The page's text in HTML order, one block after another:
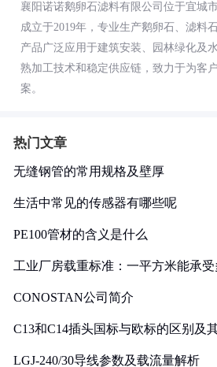
襄阳诺诺鹅卵石滤料有限公司位于宜城
成立于2019年，专业生产鹅卵石、滤料
产品广泛应用于建筑安装、园林绿化及
熟加工技术和稳定供应链，致力于为客
案。
热门文章
无缝钢管的常用规格及壁厚
生活中常见的传感器有哪些呢
PE100管材的含义是什么
工业厂房载重标准：一平方米能承
CONOSTAN公司简介
C13和C14插头国标与欧标的区别及
LGJ-240/30导线参数及载流量解析